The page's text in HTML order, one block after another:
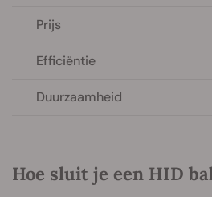
Prijs
Efficiëntie
Duurzaamheid
Hoe sluit je een HID